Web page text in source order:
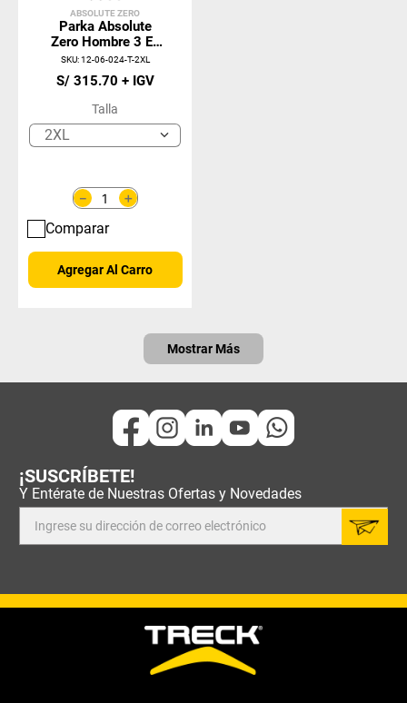
ABSOLUTE ZERO
Parka Absolute
Zero Hombre 3 En
1 Azul Z-9500
SKU:12-06-024-T-2XL
S/ 315.70
Talla
2XL
＋
－
Comparar
Agregar Al Carro
Mostrar Más
¡SUSCRÍBETE!
Y Entérate de Nuestras Ofertas y Novedades